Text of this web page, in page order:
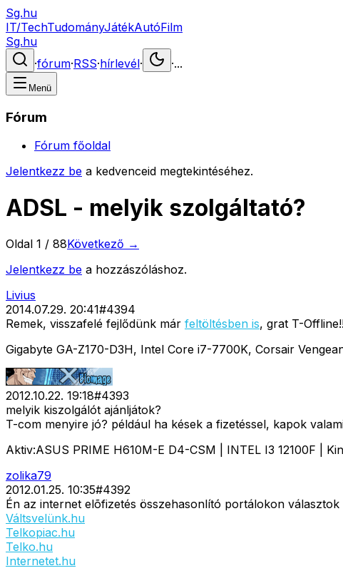
Sg.hu
IT/TechTudományJátékAutóFilm
Sg.hu
·fórum·RSS·hírlevél· ·...
Menü
Fórum
Fórum főoldal
Jelentkezz be a kedvenceid megtekintéséhez.
ADSL - melyik szolgáltató?
Oldal 1 / 88Következő →
Jelentkezz be a hozzászóláshoz.
Livius
2014.07.29. 20:41#4394
Remek, visszafelé fejlődünk már feltöltésben is, grat T-
Gigabyte GA-Z170-D3H, Intel Core i7-7700K, Corsair
2012.10.22. 19:18#4393
melyik kiszolgálót ajánljátok?
T-com menyire jó? például ha kések a fizetéssel, kapok
Aktiv:ASUS PRIME H610M-E D4-CSM | INTEL I3 12100F |
zolika79
2012.01.25. 10:35#4392
Én az internet elõfizetés összehasonlító portálokon
Váltsvelünk.hu
Telkopiac.hu
Telko.hu
Internetet.hu